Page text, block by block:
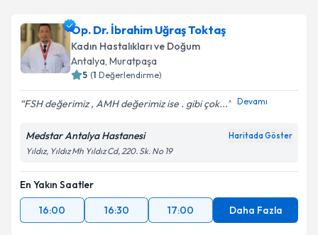
takvim hazırlandığında e-posta ile bilgilendireceğiz.
E-posta Adresiniz
Metni'ni okudum ve kişisel verilerimin belirtilen
kapsamda işlenmesini kabul ediyorum.
Takvim Talebini Gönder
Op. Dr. İbrahim Uğraş Toktaş
Kadın Hastalıkları ve Doğum
Antalya, Muratpaşa
5 (1 Değerlendirme)
FSH değerimiz , AMH değerimiz ise . gibi çok... Devamı
Medstar Antalya Hastanesi Haritada Göster
Yıldız, Yıldız Mh Yıldız Cd, 220. Sk. No 19
En Yakın Saatler
16:00
16:30 17:00 Daha Fazla